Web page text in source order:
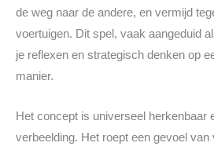
de weg naar de andere, en vermijd
voertuigen. Dit spel, vaak aangeduid
je reflexen en strategisch denken op
manier.
Het concept is universeel herkenbaar
verbeelding. Het roept een gevoel